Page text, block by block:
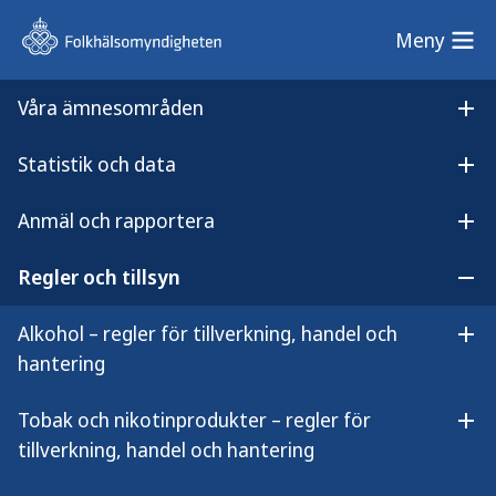
Meny
Våra ämnesområden
Statistik och data
Anmäl och rapportera
Regler och tillsyn
Alkohol – regler för tillverkning, handel och
hantering
Tobak och nikotinprodukter – regler för
tillverkning, handel och hantering
Meny
Sök på webbplatsen
Tillsynsvägledning om
inomhusmiljön i skolor och
förskolor
Här kan du som är miljö- och
hälsoskyddsinspektör hitta samlad